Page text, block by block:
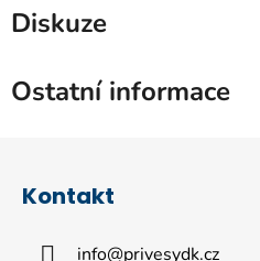
Diskuze
Ostatní informace
Kontakt
info@privesydk.cz